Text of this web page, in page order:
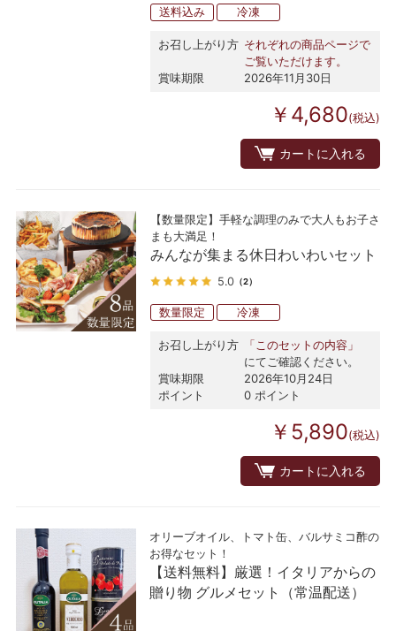
送料込み 冷凍
お召し上がり方 それぞれの商品ページで
ご覧いただけます。
賞味期限
2026年11月30日
￥4,680(税込)
カートに入れる
【数量限定】手軽な調理のみで大人もお子さ
まも大満足！
みんなが集まる休日わいわいセット
5.0 （2）
数量限定 冷凍
お召し上がり方
「このセットの内容」
にてご確認ください。
賞味期限
2026年10月24日
ポイント
0 ポイント
￥5,890(税込)
カートに入れる
オリーブオイル、トマト缶、バルサミコ酢の
お得なセット！
【送料無料】厳選！イタリアからの
贈り物 グルメセット（常温配送）